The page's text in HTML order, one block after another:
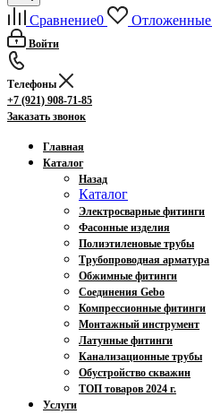
Сравнение0 Отложенные
Войти
Телефоны
+7 (921) 908-71-85
Заказать звонок
Главная
Каталог
Назад
Каталог
Электросварные фитинги
Фасонные изделия
Полиэтиленовые трубы
Трубопроводная арматура
Обжимные фитинги
Соединения Gebo
Компрессионные фитинги
Монтажный инструмент
Латунные фитинги
Канализационные трубы
Обустройство скважин
ТОП товаров 2024 г.
Услуги